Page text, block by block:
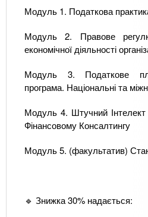
Модуль 1. Податкова
Модуль 2. Правове
економічної діяльності
Модуль 3. Податкове
програма. Національні та
Модуль 4. Штучний
Фінансовому Консалтингу
Модуль 5. (факультатив)
🔹 Знижка 30% надається: